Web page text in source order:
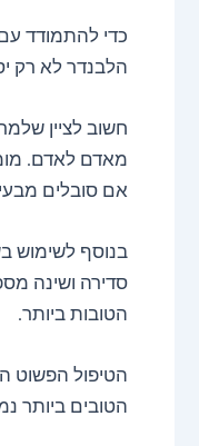
כדי להתמודד
הלבנדר לא רק
חשוב לציין
מאדם לאדם.
אם סובלים
בנוסף לשימוש
סדירה ושינה
הטובות ביותר.
הטיפול הפשוט
הטובים ביותר